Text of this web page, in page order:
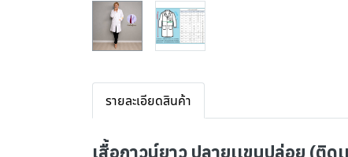
รายละเอียดสินค้า
เสื้อกาวน์ยาว ปลายเเขนปล่อย (ติด